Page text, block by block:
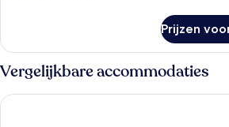
West
Cabin
(Linen
excluded)
Prijzen
Vergelijkbare accommodaties
Hotel Svanen, Stays & BW Signature